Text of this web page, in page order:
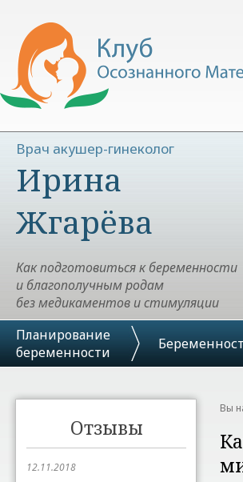
Врач акушер-гинеколог
Ирина
Жгарёва
Как подготовиться к беременности
и благополучным родам
без медикаментов и стимуляции
Планирование
беременности
Отзывы
12.11.2018
Вы